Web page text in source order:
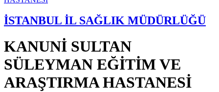
İSTANBUL İL SAĞLIK MÜDÜRLÜĞÜ
KANUNİ SULTAN
SÜLEYMAN EĞİTİM VE
ARAŞTIRMA HASTANESİ